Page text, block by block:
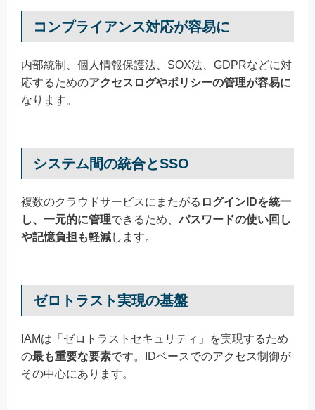
コンプライアンス対応が容易に
内部統制、個人情報保護法、SOX法、GDPRなどに対
応するためのアクセスログやポリシーの管理が容易に
なります。
システム間の統合とSSO
複数のクラウドサービスにまたがる ログインIDを統一
し、一元的に管理できるため、パスワードの使い回し
や記憶負担も軽減します。
ゼロトラスト実現の基盤
IAMは「ゼロトラストセキュリティ」を実現するため
の最も重要な要素です。IDベースでのアクセス制御が
その中心にあります。